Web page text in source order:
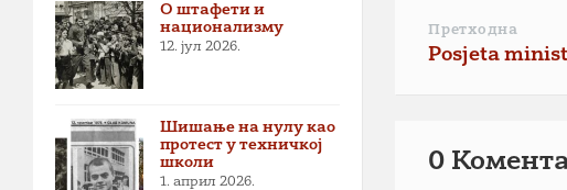
Претходна
Posjeta
0
О штафети и
национализму
12. јул 2026.
Шишање на нулу као
протест у техничкој
школи
1. април 2026.